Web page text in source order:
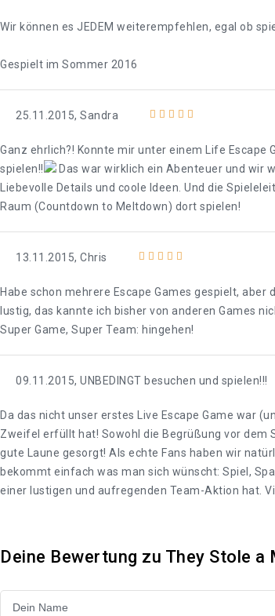
Wir können es JEDEM weiterempfehlen, egal ob
Gespielt im Sommer 2016
25.11.2015, Sandra
Ganz ehrlich?! Konnte mir unter einem Life
spielen!!
Das war wirklich ein Abenteuer und wir
Liebevolle Details und coole Ideen. Und die
Raum (Countdown to Meltdown) dort spielen!
13.11.2015, Chris
Habe schon mehrere Escape Games gespielt,
lustig, das kannte ich bisher von anderen Games
Super Game, Super Team: hingehen!
09.11.2015, UNBEDINGT besuchen und spielen!!!
Da das nicht unser erstes Live Escape Game war
Zweifel erfüllt hat! Sowohl die Begrüßung vor dem
gute Laune gesorgt! Als echte Fans haben wir
bekommt einfach was man sich wünscht: Spiel,
einer lustigen und aufregenden Team-Aktion hat.
Deine Bewertung zu They Stole a